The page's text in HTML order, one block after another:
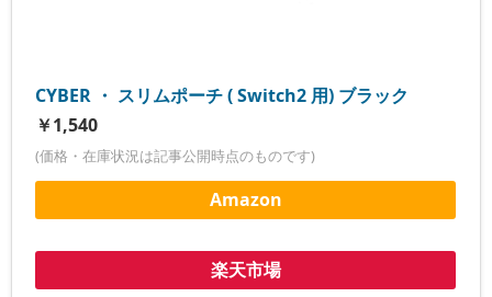
CYBER ・ スリムポーチ ( Switch2 用) ブラック
￥1,540
(価格・在庫状況は記事公開時点のものです)
Amazon
楽天市場